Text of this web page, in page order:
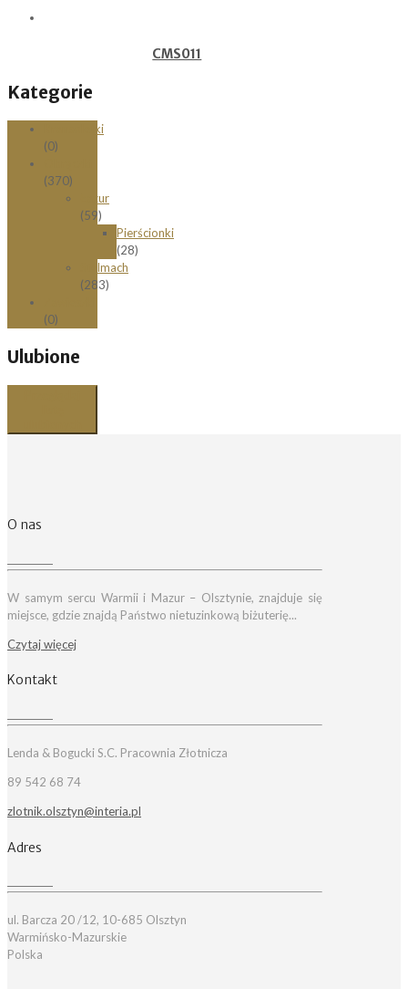
CMS011
Kategorie
Bransoletki
(0)
(370)
Łazur
(59)
Pierścionki
(28)
Stelmach
(283)
(0)
Ulubione
O nas
W samym sercu Warmii i Mazur – Olsztynie, znajduje się
miejsce, gdzie znajdą Państwo nietuzinkową biżuterię...
Czytaj więcej
Kontakt
Lenda & Bogucki S.C. Pracownia Złotnicza
89 542 68 74
zlotnik.olsztyn@interia.pl
Adres
ul. Barcza 20 /12, 10-685 Olsztyn
Warmińsko-Mazurskie
Polska